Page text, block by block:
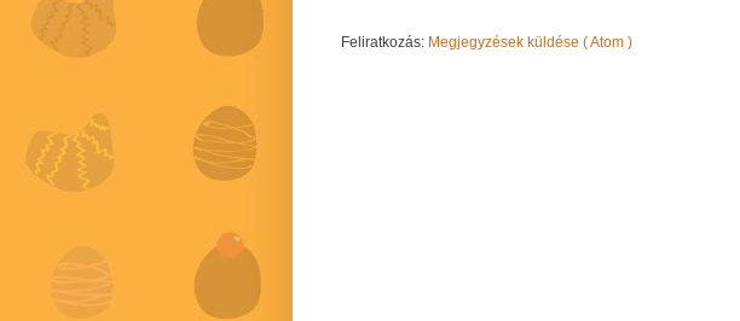
Feliratkozás: Megjegyzések küldése ( Atom )